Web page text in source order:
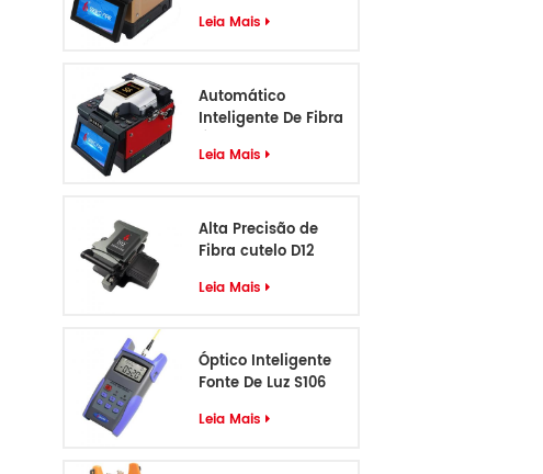
Leia Mais
Automático
Inteligente De Fibra
S6
Leia Mais
Alta Precisão de
Fibra cutelo D12
Leia Mais
Óptico Inteligente
Fonte De Luz S106
Leia Mais